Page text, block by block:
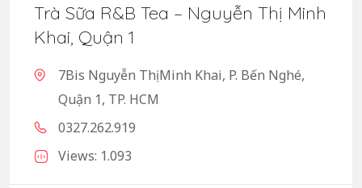
Trà Sữa R&B Tea – Nguyễn Thị Minh
Khai, Quận 1
7Bis Nguyễn Thị Minh Khai, P. Bến Nghé,
Quận 1, TP. HCM
0327.262.919
Views: 1.093